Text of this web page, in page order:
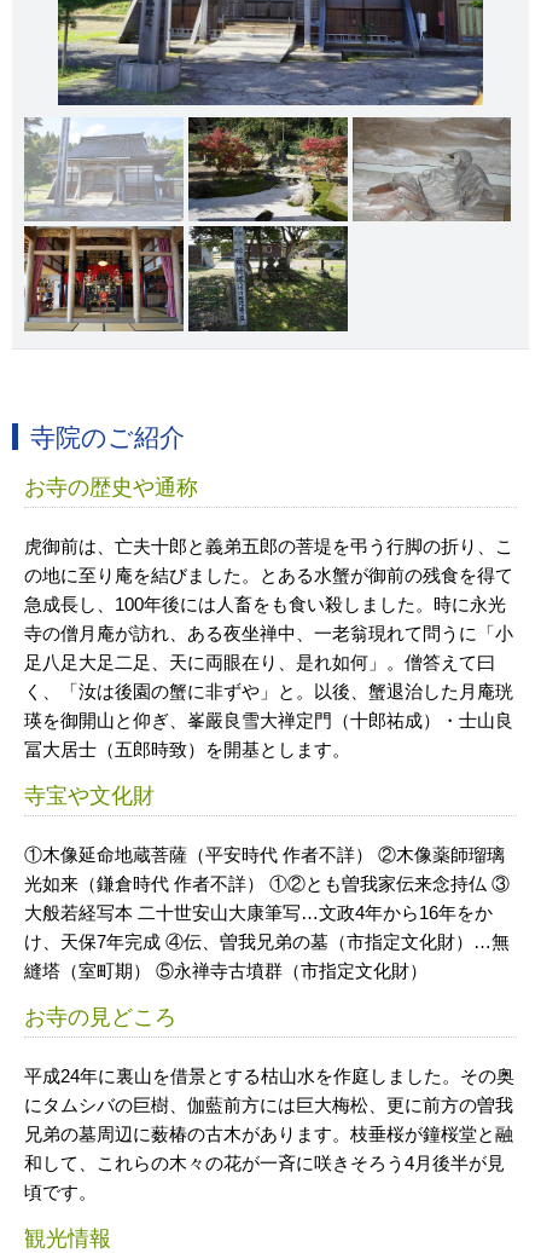
寺院のご紹介
お寺の歴史や通称
虎御前は、亡夫十郎と義弟五郎の菩堤を弔う行脚の折り、こ
の地に至り庵を結びました。とある水蟹が御前の残食を得て
急成長し、100年後には人畜をも食い殺しました。時に永光
寺の僧月庵が訪れ、ある夜坐禅中、一老翁現れて問うに「小
足八足大足二足、天に両眼在り、是れ如何」。僧答えて曰
く、「汝は後園の蟹に非ずや」と。以後、蟹退治した月庵珖
瑛を御開山と仰ぎ、峯嚴良雪大禅定門（十郎祐成）・士山良
冨大居士（五郎時致）を開基とします。
寺宝や文化財
①木像延命地蔵菩薩（平安時代 作者不詳） ②木像薬師瑠璃
光如来（鎌倉時代 作者不詳） ①②とも曽我家伝来念持仏 ③
大般若経写本 二十世安山大康筆写…文政4年から16年をか
け、天保7年完成 ④伝、曽我兄弟の墓（市指定文化財）…無
縫塔（室町期） ⑤永禅寺古墳群（市指定文化財）
お寺の見どころ
平成24年に裏山を借景とする枯山水を作庭しました。その奥
にタムシバの巨樹、伽藍前方には巨大梅松、更に前方の曽我
兄弟の墓周辺に薮椿の古木があります。枝垂桜が鐘桜堂と融
和して、これらの木々の花が一斉に咲きそろう4月後半が見
頃です。
観光情報